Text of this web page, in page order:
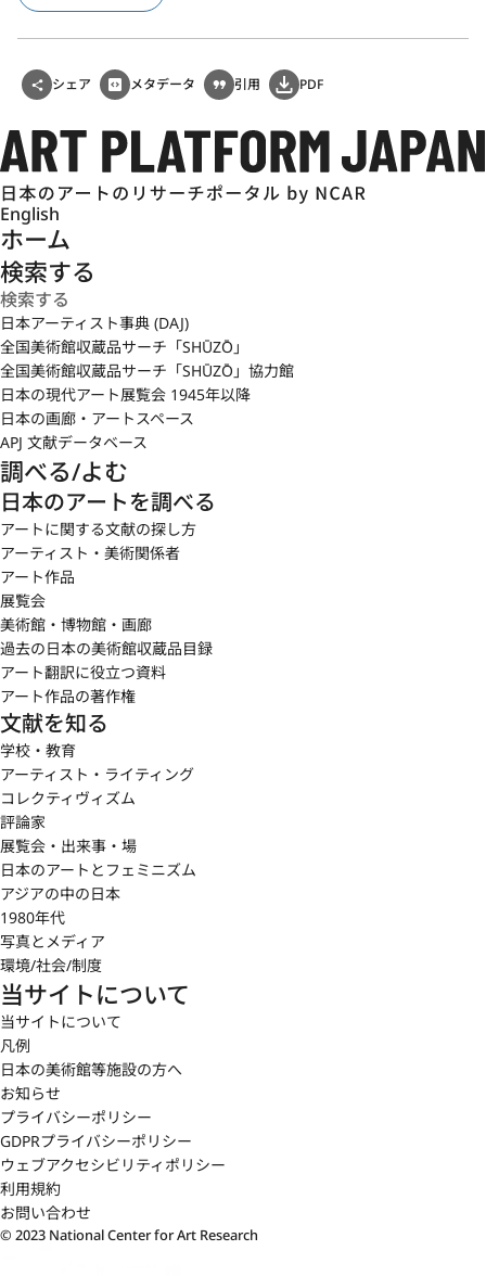
シェア メタデータ 引用 PDF
English
ホーム
検索する
日本アーティスト事典 (DAJ)
全国美術館収蔵品サーチ「SHŪZŌ」
全国美術館収蔵品サーチ「SHŪZŌ」協力館
日本の現代アート展覧会 1945年以降
日本の画廊・アートスペース
APJ 文献データベース
調べる/よむ
日本のアートを調べる
アートに関する文献の探し方
アーティスト・美術関係者
アート作品
展覧会
美術館・博物館・画廊
過去の日本の美術館収蔵品目録
アート翻訳に役立つ資料
アート作品の著作権
文献を知る
学校・教育
アーティスト・ライティング
コレクティヴィズム
評論家
展覧会・出来事・場
日本のアートとフェミニズム
アジアの中の日本
1980年代
写真とメディア
環境/社会/制度
当サイトについて
当サイトについて
凡例
日本の美術館等施設の方へ
お知らせ
プライバシーポリシー
GDPRプライバシーポリシー
ウェブアクセシビリティポリシー
利用規約
お問い合わせ
© 2023 National Center for Art Research